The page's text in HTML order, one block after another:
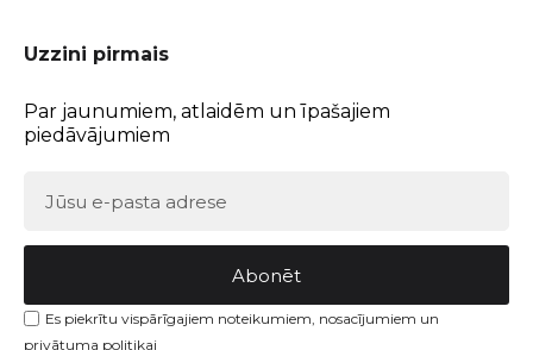
Uzzini pirmais
Par jaunumiem, atlaidēm un īpašajiem
piedāvājumiem
Abonēt
Es piekrītu vispārīgajiem noteikumiem, nosacījumiem un
privātuma politikai